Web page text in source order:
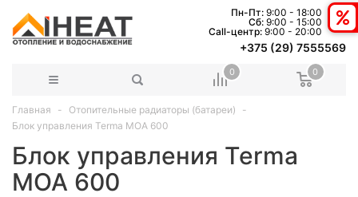
Пн-Пт: 9:00 - 18:00
Сб: 9:00 - 15:00
Сall-центр: 9:00 - 20:00
+375 (29) 7555569
0 0
Главная
Отопительные радиаторы (батареи)
Блок управления Terma МОА 600
Блок управления Terma
МОА 600